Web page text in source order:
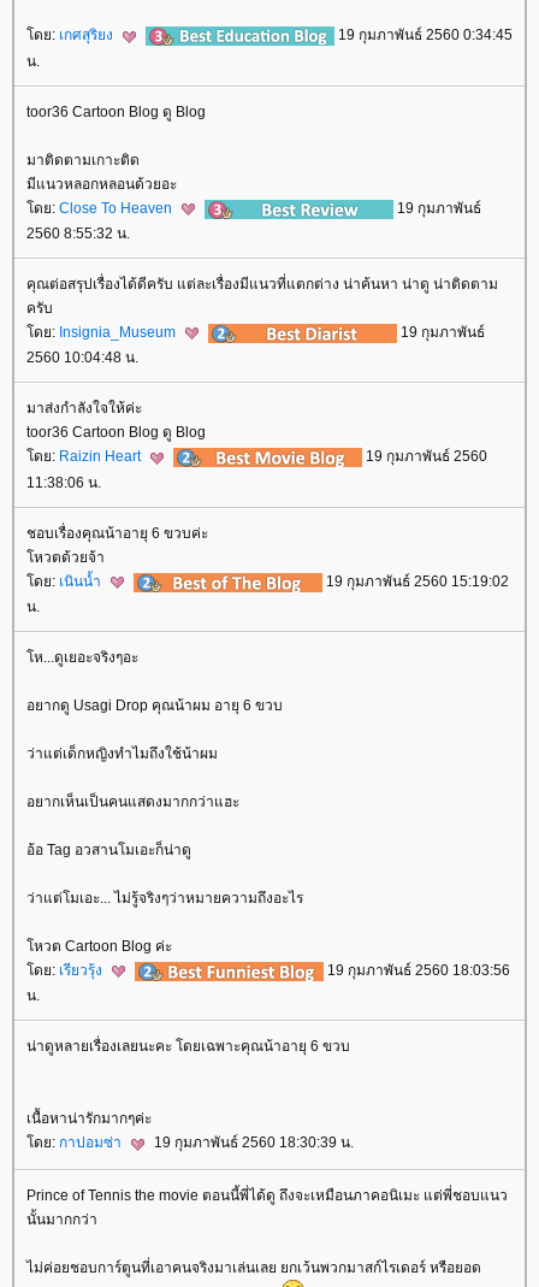
ดย: เกศสุริยง
19 กุมภาพันธ์ 2560 0:34:45
น.
toor36 Cartoon Blog ดู Blog
มาติดตามเกาะติด
มีแนวหลอกหลอนด้วยอะ
ดย: Close To Heaven
19 กุมภาพันธ์
2560 8:55:32 น.
คุณต่อสรุปเรื่องได้ดีครับ แต่ละเรื่องมีแนวที่แตกต่าง น่าค้นหา น่าดู น่าติดตาม
ครับ
ดย: Insignia_Museum
19 กุมภาพันธ์
2560 10:04:48 น.
มาส่งกำลังใจให้ค่ะ
toor36 Cartoon Blog ดู Blog
ดย: Raizin Heart
19 กุมภาพันธ์ 2560
11:38:06 น.
ชอบเรื่องคุณน้าอายุ 6 ขวบค่ะ
หวตด้วยจ้า
ดย: เนินน้ำ
19 กุมภาพันธ์ 2560 15:19:02
น.
ห...ดูเยอะจริงๆอะ
อยากดู Usagi Drop คุณน้าผม อายุ 6 ขวบ
ว่าแต่เด็กหญิงทำไมถึงใช้น้าผม
อยากเห็นเป็นคนแสดงมากกว่าแฮะ
อ้อ Tag อวสานโมเอะก็น่าดู
ว่าแต่โมเอะ... ไม่รู้จริงๆว่าหมายความถึงอะไร
หวต Cartoon Blog ค่ะ
ดย: เรียวรุ้ง
19 กุมภาพันธ์ 2560 18:03:56
น.
น่าดูหลายเรื่องเลยนะคะ โดยเฉพาะคุณน้าอายุ 6 ขวบ
เนื้อหาน่ารักมากๆค่ะ
ดย: กาปอมซ่า 19 กุมภาพันธ์ 2560 18:30:39 น.
Prince of Tennis the movie ตอนนี้พี่ได้ดู ถึงจะเหมือนภาคอนิเมะ แต่พี่ชอบแนว
นั้นมากกว่า
ไม่ค่อยชอบการ์ตูนที่เอาคนจริงมาเล่นเลย ยกเว้นพวกมาสก์ไรเดอร์ หรือยอด